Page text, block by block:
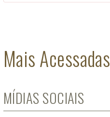
Mais Acessadas
MÍDIAS SOCIAIS